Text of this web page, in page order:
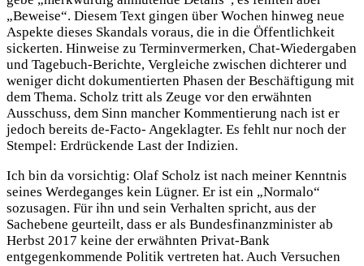
„Beweise“. Diesem Text gingen über Wochen hinweg neue
Aspekte dieses Skandals voraus, die in die Öffentlichkeit
sickerten. Hinweise zu Terminvermerken, Chat-Wiedergaben
und Tagebuch-Berichte, Vergleiche zwischen dichterer und
weniger dicht dokumentierten Phasen der Beschäftigung mit
dem Thema. Scholz tritt als Zeuge vor den erwähnten
Ausschuss, dem Sinn mancher Kommentierung nach ist er
jedoch bereits de-Facto- Angeklagter. Es fehlt nur noch der
Stempel: Erdrückende Last der Indizien.
Ich bin da vorsichtig: Olaf Scholz ist nach meiner Kenntnis
seines Werdeganges kein Lügner. Er ist ein „Normalo“
sozusagen. Für ihn und sein Verhalten spricht, aus der
Sachebene geurteilt, dass er als Bundesfinanzminister ab
Herbst 2017 keine der erwähnten Privat-Bank
entgegenkommende Politik vertreten hat. Auch Versuchen